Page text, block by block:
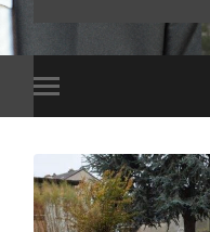
Toggle
mobile